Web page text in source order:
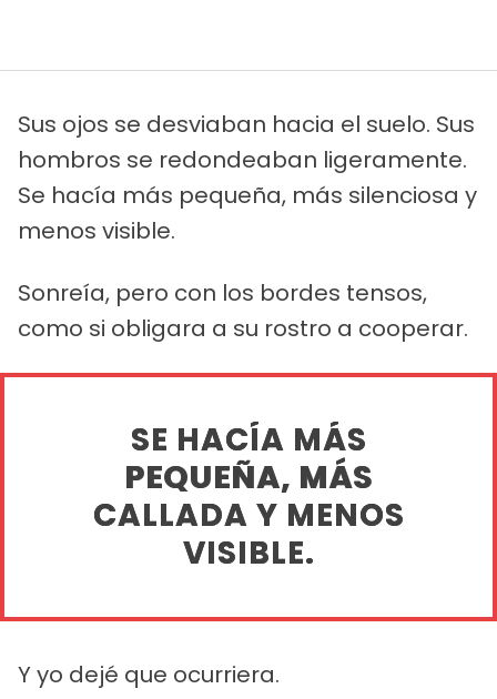
Sus ojos se desviaban hacia el suelo. Sus
hombros se redondeaban ligeramente.
Se hacía más pequeña, más silenciosa y
menos visible.
Sonreía, pero con los bordes tensos,
como si obligara a su rostro a cooperar.
SE HACÍA MÁS
PEQUEÑA, MÁS
CALLADA Y MENOS
VISIBLE.
Y yo dejé que ocurriera.